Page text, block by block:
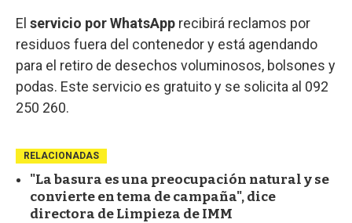
El servicio por WhatsApp recibirá reclamos por
residuos fuera del contenedor y está agendando
para el retiro de desechos voluminosos, bolsones y
podas. Este servicio es gratuito y se solicita al 092
250 260.
RELACIONADAS
"La basura es una preocupación natural y se
convierte en tema de campaña", dice
directora de Limpieza de IMM